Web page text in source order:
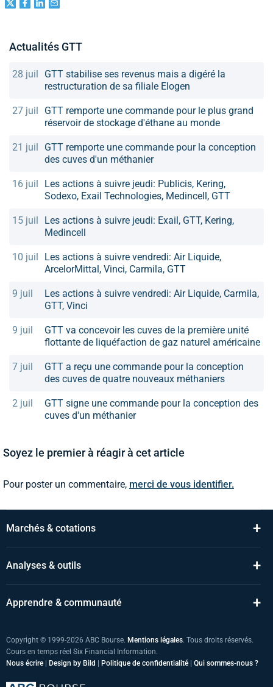
Actualités GTT
28 juil
GTT stabilise ses revenus mais a digéré la
restructuration de sa filiale Elogen
27 juil
GTT remporte une commande pour le plus grand
réservoir de stockage d'éthane au monde
21 juil
GTT remporte une commande pour la conception
des cuves d'un méthanier
16 juil
Les actions à suivre jeudi: Publicis, Kering,
Sodexo, Exail Technologies, Medincell, GTT
15 juil
Les actions à suivre jeudi: Exail, GTT, Kering,
Medincell
10 juil
Les actions à suivre vendredi: Air Liquide,
ArcelorMittal, Vinci, Carmila, GTT
9 juil
Les actions à suivre vendredi: Air Liquide, Carmila,
GTT, Vinci
9 juil
GTT va concevoir les cuves de la première unité
flottante de liquéfaction de gaz naturel américaine
7 juil
GTT a reçu une commande pour la conception
des cuves de quatre nouveaux méthaniers
2 juil
GTT signe une commande pour la conception des
cuves d'un méthanier
Soyez le premier à réagir à cet article
Pour poster un commentaire, merci de vous identifier.
Marchés & cotations +
Analyses & outils +
Apprendre & communauté +
Copyright © 1999-2026 ABC Bourse. Mentions légales. Tous droits réservés.
Cours en temps réel Six Financial Information.
Nous écrire | Design by Bild | Politique de confidentialité | Qui sommes-nous ?